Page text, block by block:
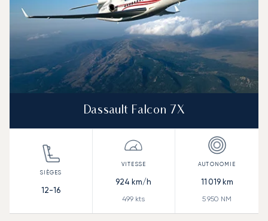
Dassault Falcon 7X
12-16
924 km/h
499 kts
11 019km
5 950 NM